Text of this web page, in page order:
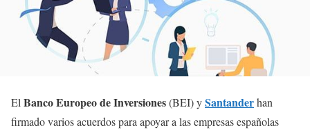
El Banco Europeo de Inversiones(BEI) ySantanderhan
firmado varios acuerdos para apoyar a las empresas españolas